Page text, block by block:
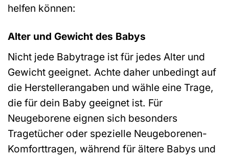
helfen können:
Alter und Gewicht des Babys
Nicht jede Babytrage ist für jedes Alter und
Gewicht geeignet. Achte daher unbedingt auf
die Herstellerangaben und wähle eine Trage,
die für dein Baby geeignet ist. Für
Neugeborene eignen sich besonders
Tragetücher oder spezielle Neugeborenen-
Komforttragen, während für ältere Babys und